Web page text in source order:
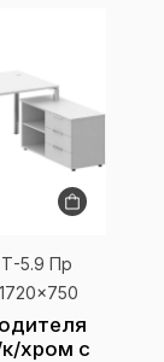
5.9 Пр
хром с